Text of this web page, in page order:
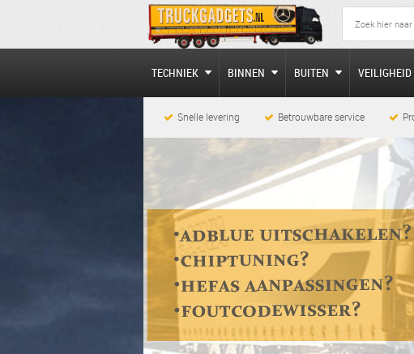
TECHNIEK BINNEN BUITEN
Snelle levering Betrouwbare service